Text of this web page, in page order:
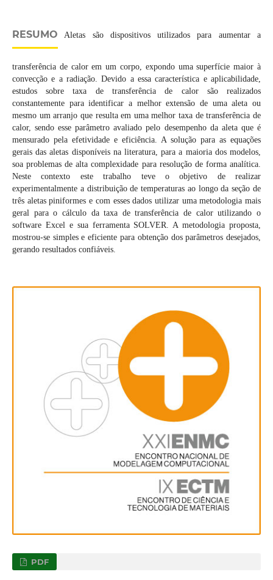
RESUMO Aletas são dispositivos utilizados para aumentar a
transferência de calor em um corpo, expondo uma superfície maior à
convecção e a radiação. Devido a essa característica e aplicabilidade,
estudos sobre taxa de transferência de calor são realizados
constantemente para identificar a melhor extensão de uma aleta ou
mesmo um arranjo que resulta em uma melhor taxa de transferência de
calor, sendo esse parâmetro avaliado pelo desempenho da aleta que é
mensurado pela efetividade e eficiência. A solução para as equações
gerais das aletas disponíveis na literatura, para a maioria dos modelos,
soa problemas de alta complexidade para resolução de forma analítica.
Neste contexto este trabalho teve o objetivo de realizar
experimentalmente a distribuição de temperaturas ao longo da seção de
três aletas piniformes e com esses dados utilizar uma metodologia mais
geral para o cálculo da taxa de transferência de calor utilizando o
software Excel e sua ferramenta SOLVER. A metodologia proposta,
mostrou-se simples e eficiente para obtenção dos parâmetros desejados,
gerando resultados confiáveis.
PDF